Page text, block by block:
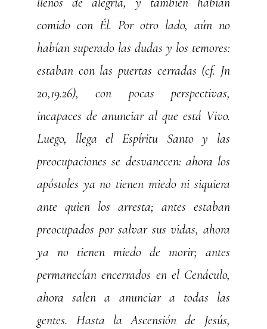
comido con Él. Por otro lado, aún no
habían superado las dudas y los temores:
estaban con las puertas cerradas (cf. Jn
20,19.26), con pocas perspectivas,
incapaces de anunciar al que está Vivo.
Luego, llega el Espíritu Santo y las
preocupaciones se desvanecen: ahora los
apóstoles ya no tienen miedo ni siquiera
ante quien los arresta; antes estaban
preocupados por salvar sus vidas, ahora
ya no tienen miedo de morir; antes
permanecían encerrados en el Cenáculo,
ahora salen a anunciar a todas las
gentes. Hasta la Ascensión de Jesús,